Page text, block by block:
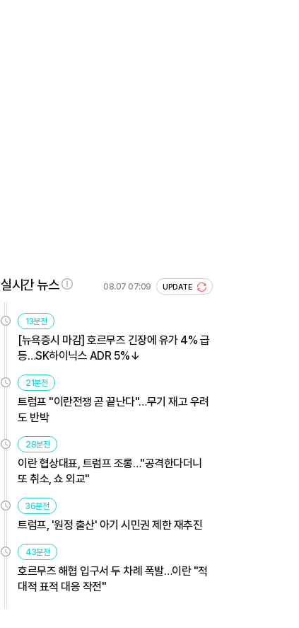
실시간 뉴스 08.07 07:09 UPDATE
13분전
[뉴욕증시 마감] 호르무즈 긴장에 유가 4% 급
등…SK하이닉스 ADR 5%↓
21분전
트럼프 "이란전쟁 곧 끝난다"…무기 재고 우려
도 반박
28분전
이란 협상대표, 트럼프 조롱…"공격한다더니
또 취소, 쇼 외교"
36분전
트럼프, '원정 출산' 아기 시민권 제한 재추진
43분전
호르무즈 해협 입구서 두 차례 폭발…이란 "적
대적 표적 대응 작전"